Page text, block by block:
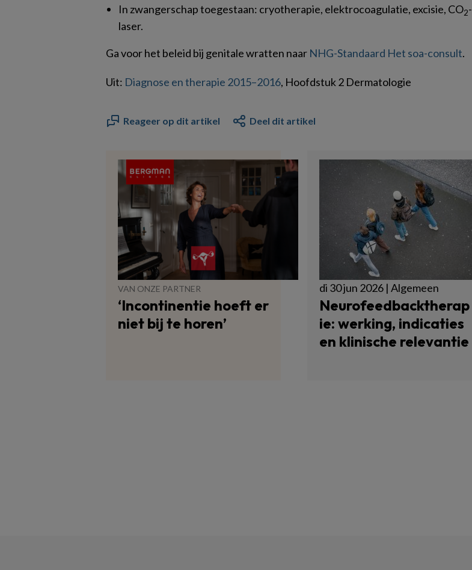
In zwangerschap toegestaan: cryotherapie, elektrocoagulatie, excisie, CO2-
laser.
Ga voor het beleid bij genitale wratten naar NHG-Standaard Het soa-consult.
Uit: Diagnose en therapie 2015–2016, Hoofdstuk 2 Dermatologie
Reageer op dit artikel Deel dit artikel
VAN ONZE PARTNER
‘Incontinentie hoeft er
niet bij te horen’
di 30 jun 2026 | Algemeen
Neurofeedbacktherap
ie: werking, indicaties
en klinische relevantie